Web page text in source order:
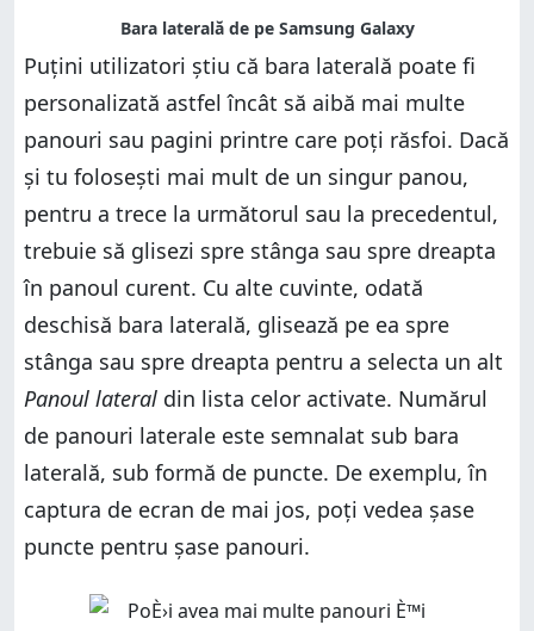
Puțini utilizatori știu că bara laterală poate fi
personalizată astfel încât să aibă mai multe
panouri sau pagini printre care poți răsfoi. Dacă
și tu folosești mai mult de un singur panou,
pentru a trece la următorul sau la precedentul,
trebuie să glisezi spre stânga sau spre dreapta
în panoul curent. Cu alte cuvinte, odată
deschisă bara laterală, glisează pe ea spre
stânga sau spre dreapta pentru a selecta un alt
Panoul lateral din lista celor activate. Numărul
de panouri laterale este semnalat sub bara
laterală, sub formă de puncte. De exemplu, în
captura de ecran de mai jos, poți vedea șase
puncte pentru șase panouri.